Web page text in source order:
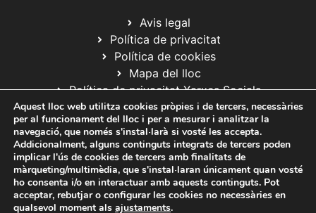
Avis legal
Política de privacitat
Política de cookies
Mapa del lloc
Política de privacitat Xarxes Socials
© 2020 Web desarrollada por el Servicio de Informática de Diputación
de Alicante
Aquest lloc web utilitza cookies pròpies i de tercers, necessàries
per al funcionament del lloc i per a mesurar i analitzar la
navegació, que només s'instal·larà si vosté les accepta.
Addicionalment, alguns continguts integrats de tercers poden
implicar l'ús de cookies de tercers amb finalitats de
màrqueting/multimèdia, que s'instal·laran únicament quan vosté
ho consenta i/o en interactuar amb aquests continguts. Pot
acceptar, rebutjar o configurar les cookies no necessàries en
qualsevol moment als ajustaments.